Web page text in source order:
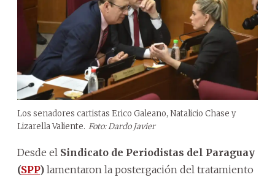
Los senadores cartistas Erico Galeano, Natalicio Chase y
Lizarella Valiente. Foto: Dardo Javier
Desde el Sindicato de Periodistas del Paraguay
(SPP) lamentaron la postergación del tratamiento